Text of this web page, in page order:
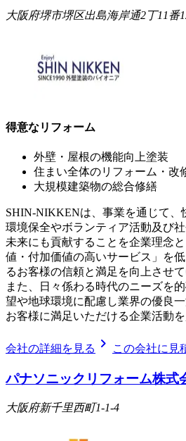
大阪府堺市堺区出島海岸通2丁11番
得意なリフォーム
外壁・屋根の機能向上塗装
住まい全体のリフォーム・改
大規模建築物の総合修繕
SHIN-NIKKENは、事業を通じて、
環境保全やボランティア活動及び
未来にも貢献することを企業理念
値・付加価値の高いサービス」を
るお客様の信頼と満足を向上させ
また、日々係わる時代のニーズを
望や地球環境に配慮し業界の優良
お客様に満足いただける企業活動
会社の詳細を見る chevron_right この会社に見
パナソニックリフォーム株式
大阪府新千里西町1-1-4